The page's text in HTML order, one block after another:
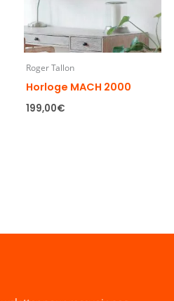
Roger Tallon
Horloge MACH 2000
199,00€